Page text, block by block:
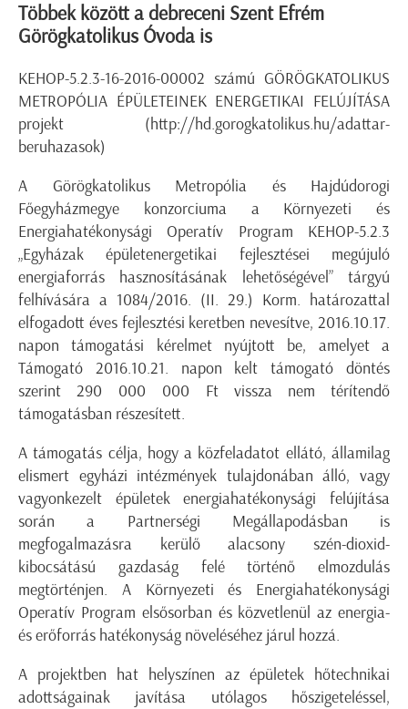
Többek között a debreceni Szent Efrém
Görögkatolikus Óvoda is
KEHOP-5.2.3-16-2016-00002 számú GÖRÖGKATOLIKUS
METROPÓLIA ÉPÜLETEINEK ENERGETIKAI FELÚJÍTÁSA
projekt (http://hd.gorogkatolikus.hu/adattar-
beruhazasok)
A Görögkatolikus Metropólia és Hajdúdorogi
Főegyházmegye konzorciuma a Környezeti és
Energiahatékonysági Operatív Program KEHOP-5.2.3
„Egyházak épületenergetikai fejlesztései megújuló
energiaforrás hasznosításának lehetőségével” tárgyú
felhívására a 1084/2016. (II. 29.) Korm. határozattal
elfogadott éves fejlesztési keretben nevesítve, 2016.10.17.
napon támogatási kérelmet nyújtott be, amelyet a
Támogató 2016.10.21. napon kelt támogató döntés
szerint 290 000 000 Ft vissza nem térítendő
támogatásban részesített.
A támogatás célja, hogy a közfeladatot ellátó, államilag
elismert egyházi intézmények tulajdonában álló, vagy
vagyonkezelt épületek energiahatékonysági felújítása
során a Partnerségi Megállapodásban is
megfogalmazásra kerülő alacsony szén-dioxid-
kibocsátású gazdaság felé történő elmozdulás
megtörténjen. A Környezeti és Energiahatékonysági
Operatív Program elsősorban és közvetlenül az energia-
és erőforrás hatékonyság növeléséhez járul hozzá.
A projektben hat helyszínen az épületek hőtechnikai
adottságainak javítása utólagos hőszigeteléssel,